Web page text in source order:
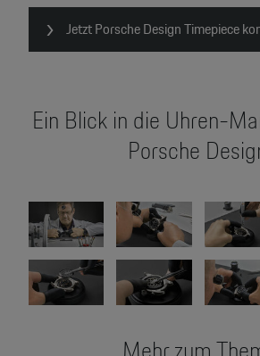
Jetzt Porsche Design Timepiece
Ein Blick in die Uhren-
Porsche